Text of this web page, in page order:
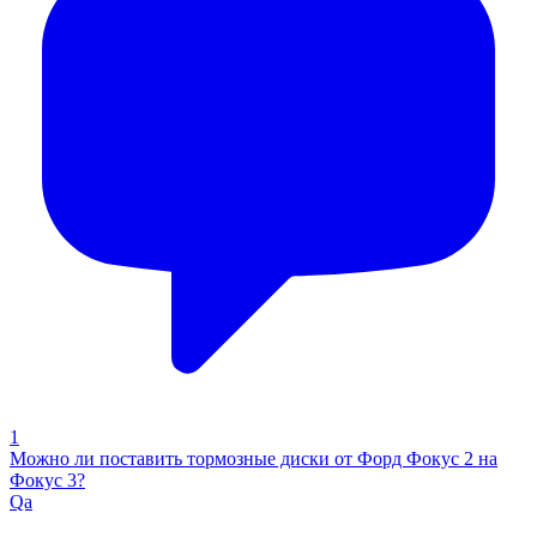
1
Можно ли поставить тормозные диски от Форд Фокус 2 на
Фокус 3?
Qa